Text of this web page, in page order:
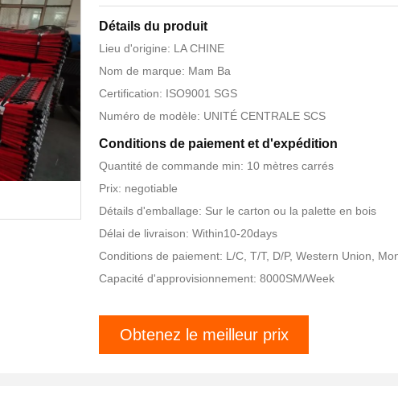
Détails du produit
Lieu d'origine: LA CHINE
Nom de marque: Mam Ba
Certification: ISO9001 SGS
Numéro de modèle: UNITÉ CENTRALE SCS
Conditions de paiement et d'expédition
Quantité de commande min: 10 mètres carrés
Prix: negotiable
Détails d'emballage: Sur le carton ou la palette en bois
Délai de livraison: Within10-20days
Conditions de paiement: L/C, T/T, D/P, Western Union,
Capacité d'approvisionnement: 8000SM/Week
Obtenez le meilleur prix